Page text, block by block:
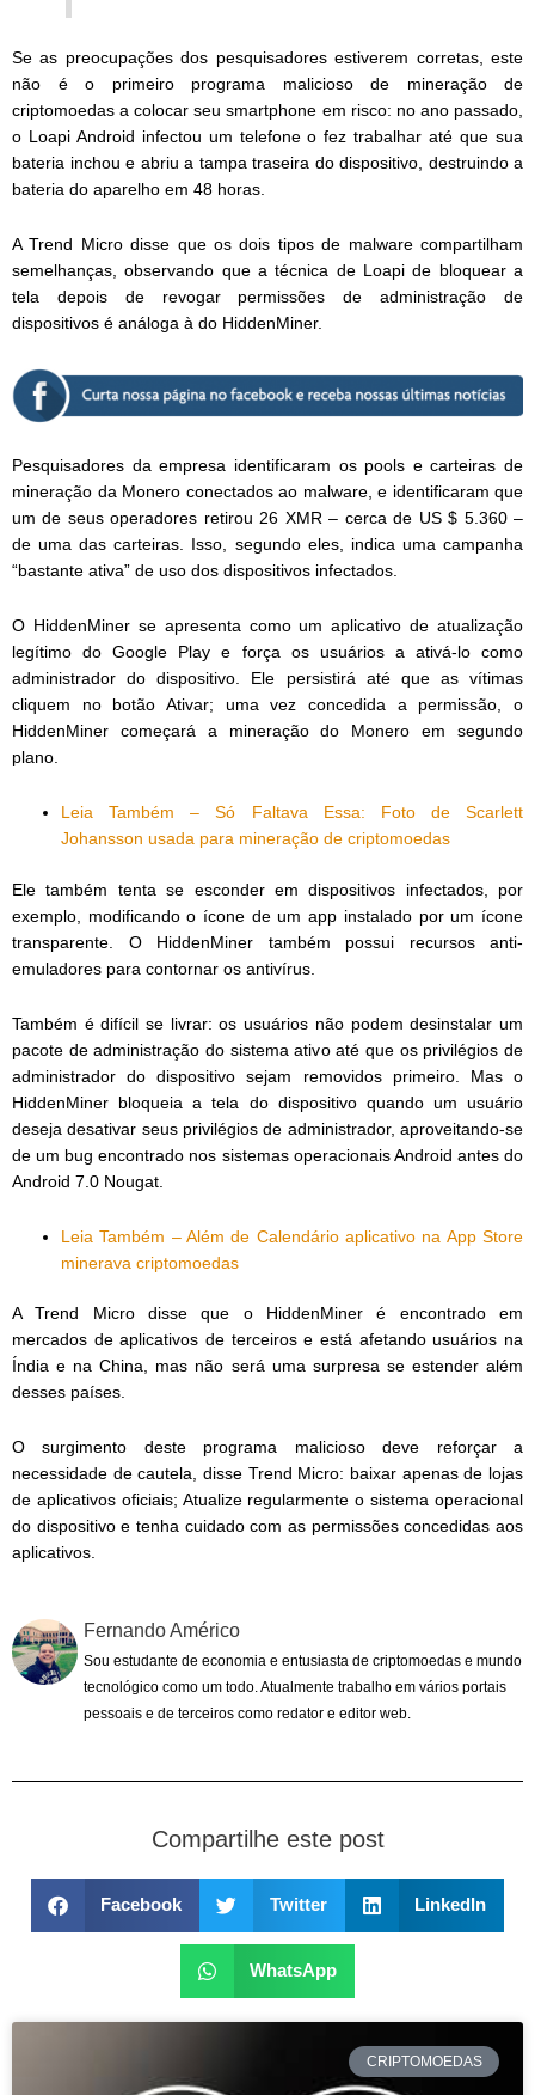
Se as preocupações dos pesquisadores estiverem corretas, este
não é o primeiro programa malicioso de mineração de
criptomoedas a colocar seu smartphone em risco: no ano passado,
o Loapi Android infectou um telefone o fez trabalhar até que sua
bateria inchou e abriu a tampa traseira do dispositivo, destruindo a
bateria do aparelho em 48 horas.
A Trend Micro disse que os dois tipos de malware compartilham
semelhanças, observando que a técnica de Loapi de bloquear a
tela depois de revogar permissões de administração de
dispositivos é análoga à do HiddenMiner.
Pesquisadores da empresa identificaram os pools e carteiras de
mineração da Monero conectados ao malware, e identificaram que
um de seus operadores retirou 26 XMR – cerca de US $ 5.360 –
de uma das carteiras. Isso, segundo eles, indica uma campanha
“bastante ativa” de uso dos dispositivos infectados.
O HiddenMiner se apresenta como um aplicativo de atualização
legítimo do Google Play e força os usuários a ativá-lo como
administrador do dispositivo. Ele persistirá até que as vítimas
cliquem no botão Ativar; uma vez concedida a permissão, o
HiddenMiner começará a mineração do Monero em segundo
plano.
Leia Também – Só Faltava Essa: Foto de Scarlett
Johansson usada para mineração de criptomoedas
Ele também tenta se esconder em dispositivos infectados, por
exemplo, modificando o ícone de um app instalado por um ícone
transparente. O HiddenMiner também possui recursos anti-
emuladores para contornar os antivírus.
Também é difícil se livrar: os usuários não podem desinstalar um
pacote de administração do sistema ativo até que os privilégios de
administrador do dispositivo sejam removidos primeiro. Mas o
HiddenMiner bloqueia a tela do dispositivo quando um usuário
deseja desativar seus privilégios de administrador, aproveitando-se
de um bug encontrado nos sistemas operacionais Android antes do
Android 7.0 Nougat.
Leia Também – Além de Calendário aplicativo na App Store
minerava criptomoedas
A Trend Micro disse que o HiddenMiner é encontrado em
mercados de aplicativos de terceiros e está afetando usuários na
Índia e na China, mas não será uma surpresa se estender além
desses países.
O surgimento deste programa malicioso deve reforçar a
necessidade de cautela, disse Trend Micro: baixar apenas de lojas
de aplicativos oficiais; Atualize regularmente o sistema operacional
do dispositivo e tenha cuidado com as permissões concedidas aos
aplicativos.
Fernando Américo
Sou estudante de economia e entusiasta de criptomoedas e mundo
tecnológico como um todo. Atualmente trabalho em vários portais
pessoais e de terceiros como redator e editor web.
Compartilhe este post
Facebook Twitter LinkedIn
WhatsApp
CRIPTOMOEDAS